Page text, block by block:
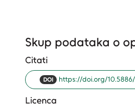
Skup podataka o
Citati
DOI https://doi.org/
Licenca